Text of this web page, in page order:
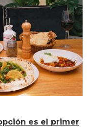
es el primer